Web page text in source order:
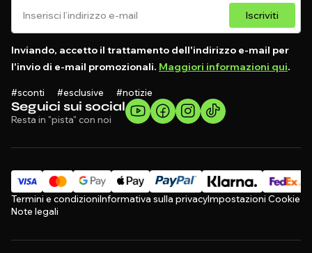
Seguici sui social
Resta in "pista" con noi
Iscriviti
Inviando, accetto il trattamento dell'indirizzo e-mail per
l'invio di e-mail promozionali. Maggiori informazioni qui.
#sconti #esclusive #notizie
Termini e condizioniInformativa sulla privacyImpostazioni Cookie
Note legali